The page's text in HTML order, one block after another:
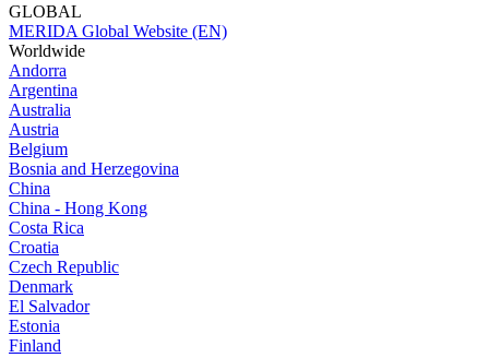
GLOBAL
MERIDA Global Website (EN)
Worldwide
Andorra
Argentina
Australia
Austria
Belgium
Bosnia and Herzegovina
China
China - Hong Kong
Costa Rica
Croatia
Czech Republic
Denmark
El Salvador
Estonia
Finland